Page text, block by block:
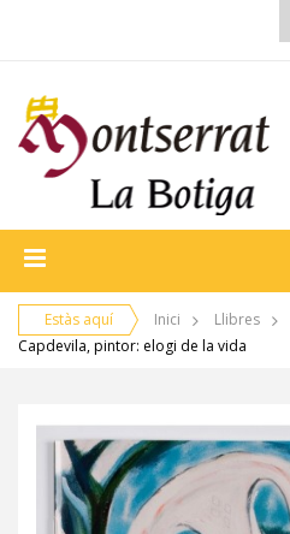
Estàs aquí Inici Llibres
Capdevila, pintor: elogi de la vida